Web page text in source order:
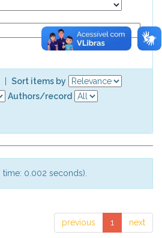
Sort items by
Authors/record
time: 0.002 seconds).
previous 1 next